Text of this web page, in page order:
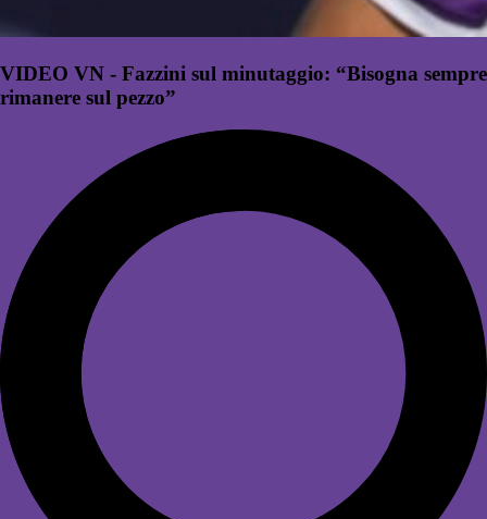
VIDEO VN - Fazzini sul minutaggio: “Bisogna sempre
rimanere sul pezzo”